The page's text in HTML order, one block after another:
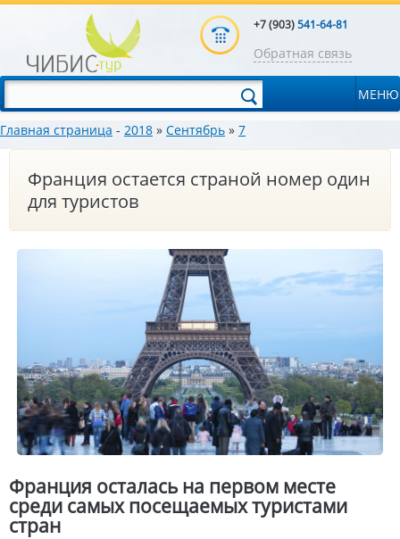
+7 (903)541-64-81
Обратная связь
МЕНЮ
Главная страница - 2018 » Сентябрь » 7
Франция остается страной номер один
для туристов
Франция осталась на первом месте
среди самых посещаемых туристами
стран